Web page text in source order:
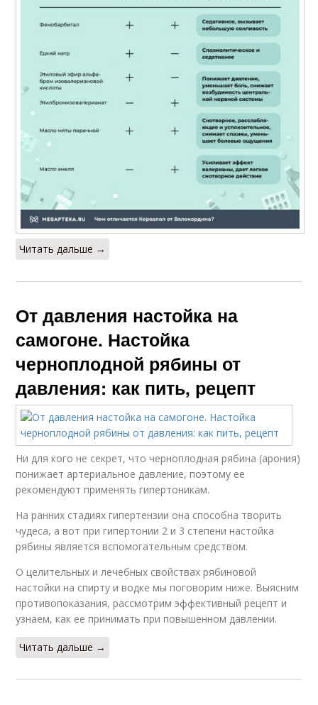
Читать дальше →
От давления настойка на
самогоне. Настойка
черноплодной рябины от
давления: как пить, рецепт
Ни для кого не секрет, что черноплодная рябина (арония)
понижает артериальное давление, поэтому ее
рекомендуют применять гипертоникам.
На ранних стадиях гипертензии она способна творить
чудеса, а вот при гипертонии 2 и 3 степени настойка
рябины является вспомогательным средством.
О целительных и лечебных свойствах рябиновой
настойки на спирту и водке мы поговорим ниже. Выясним
противопоказания, рассмотрим эффективный рецепт и
узнаем, как ее принимать при повышенном давлении.
Читать дальше →